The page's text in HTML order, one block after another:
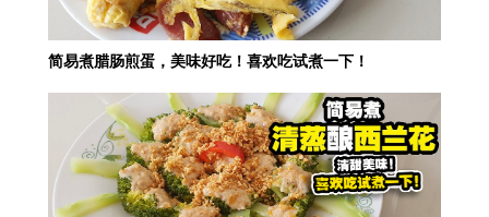
简易煮腊肠煎蛋，美味好吃！喜欢吃试煮一下！